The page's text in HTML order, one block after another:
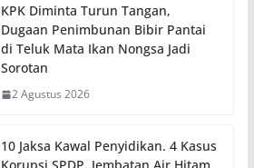
KPK Diminta Turun Tangan,
Dugaan Penimbunan Bibir Pantai
di Teluk Mata Ikan Nongsa Jadi
Sorotan
2 Agustus 2026
10 Jaksa Kawal Penyidikan. 4 Kasus